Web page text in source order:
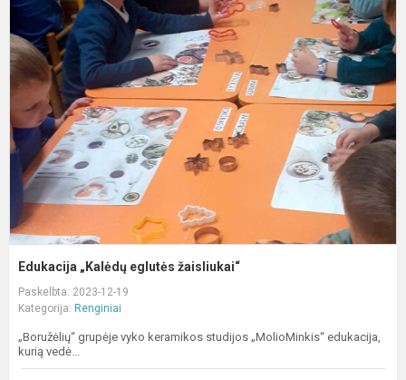
Edukacija „Kalėdų eglutės žaisliukai“
Paskelbta: 2023-12-19
Kategorija: Renginiai
„Boružėlių“ grupėje vyko keramikos studijos „MolioMinkis“ edukacija,
kurią vedė...